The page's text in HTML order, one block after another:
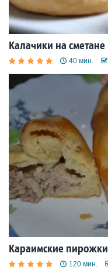
Калачики на сметане
40 мин.
Караимские пирожки
120 мин.